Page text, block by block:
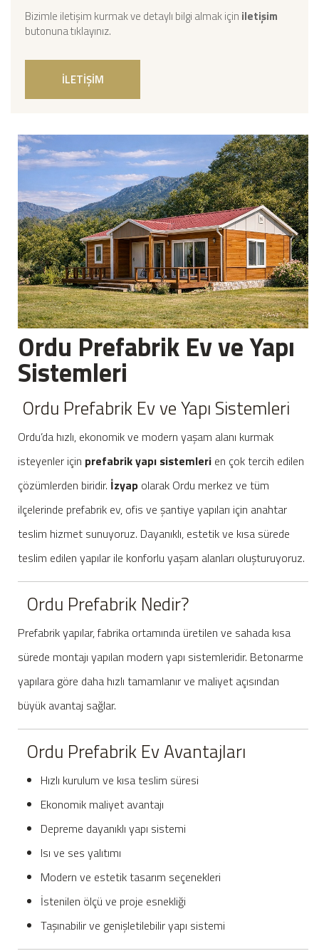
Bizimle iletişim kurmak ve detaylı bilgi almak için iletişim
butonuna tıklayınız.
İLETİŞİM
Ordu Prefabrik Ev ve Yapı
Sistemleri
Ordu Prefabrik Ev ve Yapı Sistemleri
Ordu’da hızlı, ekonomik ve modern yaşam alanı kurmak
isteyenler için prefabrik yapı sistemleri en çok tercih edilen
çözümlerden biridir. İzyap olarak Ordu merkez ve tüm
ilçelerinde prefabrik ev, ofis ve şantiye yapıları için anahtar
teslim hizmet sunuyoruz. Dayanıklı, estetik ve kısa sürede
teslim edilen yapılar ile konforlu yaşam alanları oluşturuyoruz.
Ordu Prefabrik Nedir?
Prefabrik yapılar, fabrika ortamında üretilen ve sahada kısa
sürede montajı yapılan modern yapı sistemleridir. Betonarme
yapılara göre daha hızlı tamamlanır ve maliyet açısından
büyük avantaj sağlar.
Ordu Prefabrik Ev Avantajları
Hızlı kurulum ve kısa teslim süresi
Ekonomik maliyet avantajı
Depreme dayanıklı yapı sistemi
Isı ve ses yalıtımı
Modern ve estetik tasarım seçenekleri
İstenilen ölçü ve proje esnekliği
Taşınabilir ve genişletilebilir yapı sistemi